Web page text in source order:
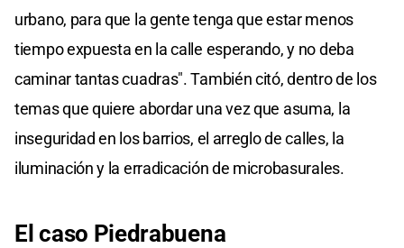
urbano, para que la gente tenga que estar menos
tiempo expuesta en la calle esperando, y no deba
caminar tantas cuadras". También citó, dentro de los
temas que quiere abordar una vez que asuma, la
inseguridad en los barrios, el arreglo de calles, la
iluminación y la erradicación de microbasurales.
El caso Piedrabuena